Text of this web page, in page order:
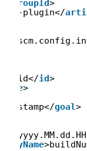
groupId>
plugin</
id</id>
>
goal>